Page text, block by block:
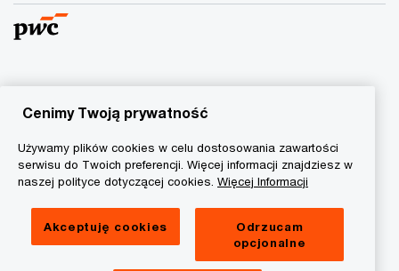
© 2015 - 2026 PwC. Wszelkie prawa zastrzeżone. Nazwa
PwC odnosi się do firm wchodzących w skład sieci PwC, z
informacji na stroniewww.pwc.com/structure.
Informacja o ciasteczkach
Informacja prawna
Cenimy Twoją prywatność
Używamy plików cookies w celu dostosowania zawartości
serwisu do Twoich preferencji. Więcej informacji znajdziesz w
naszej polityce dotyczącej cookies. Więcej Informacji
Akceptuję cookies
Odrzucam
opcjonalne